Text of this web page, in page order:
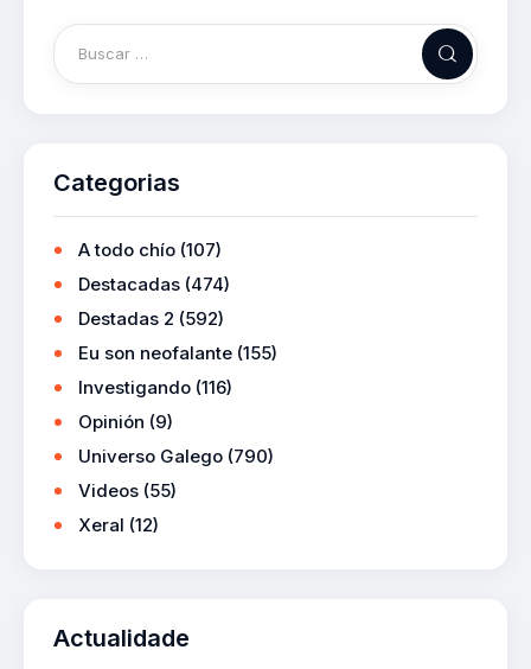
Categorias
A todo chío (107)
Destacadas (474)
Destadas 2 (592)
Eu son neofalante (155)
Investigando (116)
Opinión (9)
Universo Galego (790)
Videos (55)
Xeral (12)
Actualidade